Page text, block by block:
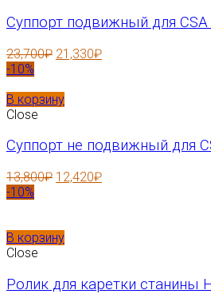
Суппорт подвижный для
23,700₽ 21,330₽
-10%
В корзину
Close
Суппорт не подвижный для
13,800₽ 12,420₽
-10%
В корзину
Close
Ролик для каретки станины